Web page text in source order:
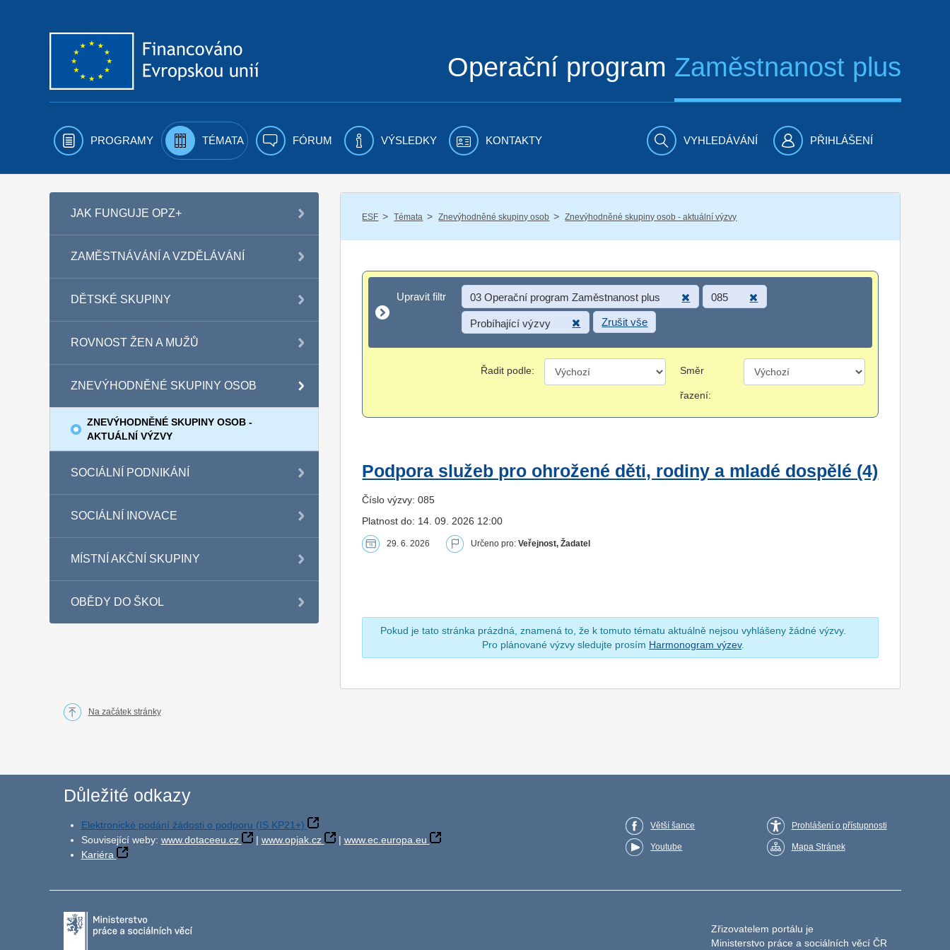
Operační program Zaměstnanost plus
PROGRAMY TÉMATA FÓRUM VÝSLEDKY KONTAKTY VYHLEDÁVÁNÍ PŘIHLÁŠENÍ
JAK FUNGUJE OPZ+
ZAMĚSTNÁVÁNÍ A VZDĚLÁVÁNÍ
DĚTSKÉ SKUPINY
ROVNOST ŽEN A MUŽŮ
ZNEVÝHODNĚNÉ SKUPINY OSOB
ZNEVÝHODNĚNÉ SKUPINY OSOB -
AKTUÁLNÍ VÝZVY
SOCIÁLNÍ PODNIKÁNÍ
SOCIÁLNÍ INOVACE
MÍSTNÍ AKČNÍ SKUPINY
OBĚDY DO ŠKOL
ESF / Témata / Znevýhodněné skupiny osob / Znevýhodněné skupiny osob - aktuální výzvy
Upravit filtr
Upravit filtr 03 Operační program Zaměstnanost plus 085
Probíhající výzvy Zrušit vše
Řadit podle: Směr
řazení:
Podpora služeb pro ohrožené děti, rodiny a mladé dospělé (4)
Číslo výzvy: 085
Platnost do: 14. 09. 2026 12:00
29. 6. 2026 Určeno pro:Veřejnost, Žadatel
Pokud je tato stránka prázdná, znamená to, že k tomuto tématu aktuálně nejsou vyhlášeny žádné výzvy.
Pro plánované výzvy sledujte prosím Harmonogram výzev.
Na začátek stránky
Důležité odkazy
Elektronické podání žádosti o podporu (IS KP21+)
Související weby: www.dotaceeu.cz | www.opjak.cz | www.ec.europa.eu
Kariéra
Větší šance
Youtube
Prohlášení o přístupnosti
Mapa Stránek
Zřizovatelem portálu je
Ministerstvo práce a sociálních věcí ČR